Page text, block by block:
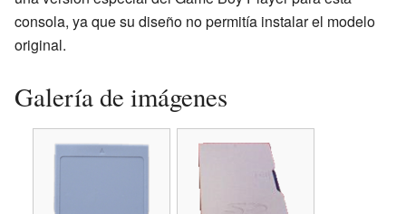
consola, ya que su diseño no permitía instalar el modelo
original.
Galería de imágenes